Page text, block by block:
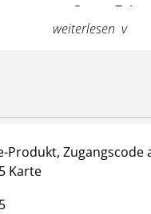
Genug Zeit
Die
weiterlesen
Produkt, Zugangscode
Karte